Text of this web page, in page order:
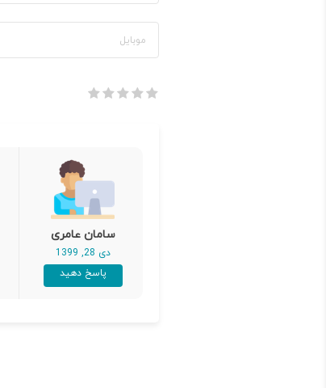
سامان عامری
دی 28, 1399
پاسخ دهید